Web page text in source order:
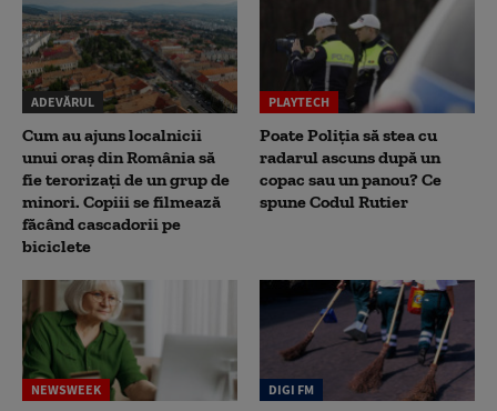
ADEVĂRUL
Cum au ajuns localnicii
unui oraș din România să
fie terorizați de un grup de
minori. Copiii se filmează
făcând cascadorii pe
biciclete
PLAYTECH
Poate Poliția să stea cu
radarul ascuns după un
copac sau un panou? Ce
spune Codul Rutier
NEWSWEEK DIGI FM